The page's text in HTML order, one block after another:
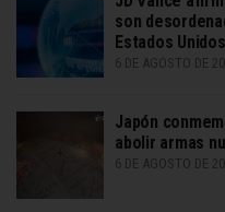
son
Estados Unidos
6 DE AGOSTO DE
Japón
abolir armas
6 DE AGOSTO DE